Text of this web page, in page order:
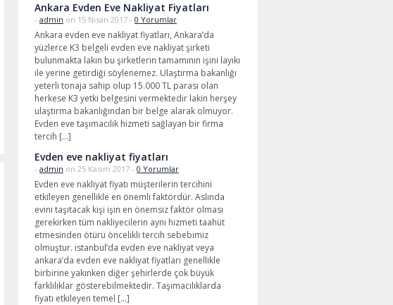
Ankara Evden Eve Nakliyat Fiyatları
- admin on 15 Nisan 2017 - 0 Yorumlar
Ankara evden eve nakliyat fiyatları, Ankara’da
yüzlerce K3 belgeli evden eve nakliyat şirketi
bulunmakta lakin bu şirketlerin tamamının işini layıkı
ile yerine getirdiği söylenemez. Ulaştırma bakanlığı
yeterli tonaja sahip olup 15.000 TL parası olan
herkese K3 yetki belgesini vermektedir lakin herşey
ulaştırma bakanlığından bir belge alarak olmuyor.
Evden eve taşımacılık hizmeti sağlayan bir firma
tercih […]
Evden eve nakliyat fiyatları
- admin on 25 Kasım 2017 - 0 Yorumlar
Evden eve nakliyat fiyatı müşterilerin tercihini
etkileyen genellikle en önemli faktördür. Aslında
evini taşıtacak kişi işin en önemsiz faktör olması
gerekirken tüm nakliyecilerin aynı hizmeti taahüt
etmesinden ötürü öncelikli tercih sebebimiz
olmuştur. istanbul’da evden eve nakliyat veya
ankara’da evden eve nakliyat fiyatları genellikle
birbirine yakınken diğer şehirlerde çok büyük
farklılıklar gösterebilmektedir. Taşımacılıklarda
fiyatı etkileyen temel […]